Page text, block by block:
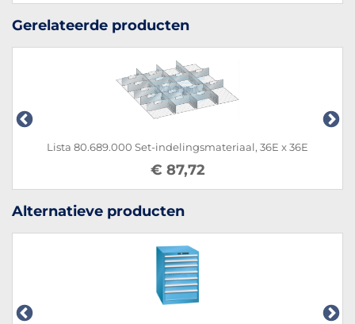
Gerelateerde producten
Lista 80.689.000 Set-indelingsmateriaal, 36E x 36E
€ 87,72
Alternatieve producten